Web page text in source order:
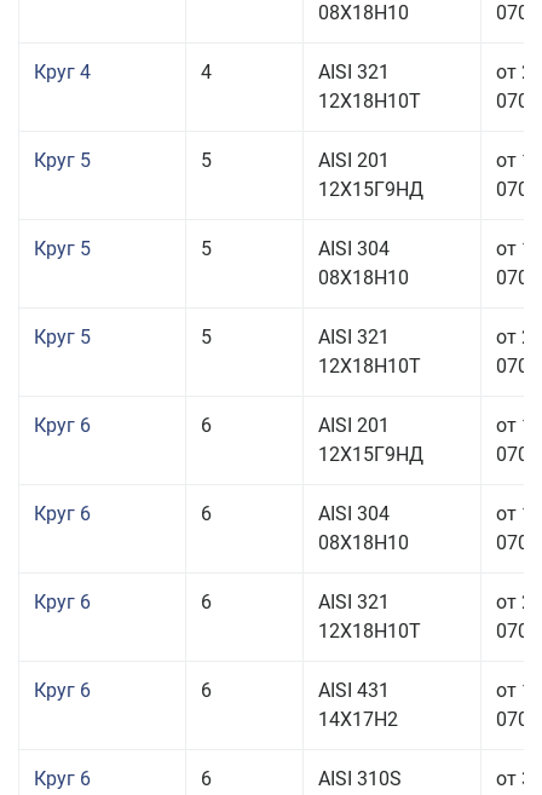
08Х18Н10
Круг 4 4
AISI 321
12Х18Н10Т
от
Круг 5 5
AISI 201
12Х15Г9НД
от
Круг 5 5
AISI 304
08Х18Н10
от
Круг 5 5
AISI 321
12Х18Н10Т
от
Круг 6 6
AISI 201
12Х15Г9НД
от
Круг 6 6
AISI 304
08Х18Н10
от
Круг 6 6
AISI 321
12Х18Н10Т
от
Круг 6 6
AISI 431
14Х17Н2
от
Круг 6 6
AISI 310S
от